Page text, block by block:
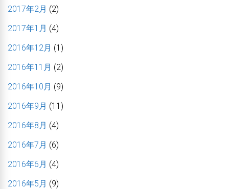
2017年2月 (2)
2017年1月 (4)
2016年12月 (1)
2016年11月 (2)
2016年10月 (9)
2016年9月 (11)
2016年8月 (4)
2016年7月 (6)
2016年6月 (4)
2016年5月 (9)